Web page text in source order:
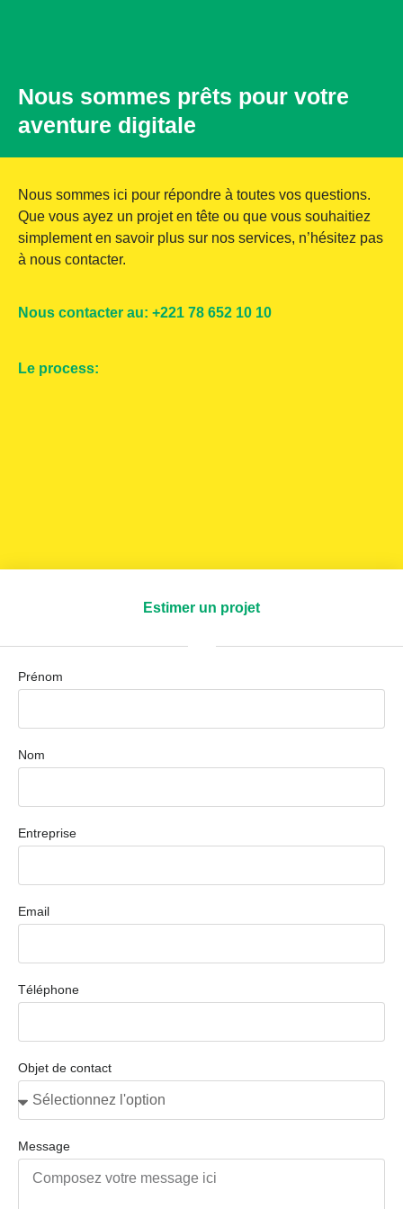
Nous sommes prêts pour votre
aventure digitale
Nous sommes ici pour répondre à toutes vos questions.
Que vous ayez un projet en tête ou que vous souhaitiez
simplement en savoir plus sur nos services, n’hésitez pas
à nous contacter.
Nous contacter au: +221 78 652 10 10
Le process:
Estimer un projet
Prénom
Nom
Entreprise
Email
Téléphone
Objet de contact
Message